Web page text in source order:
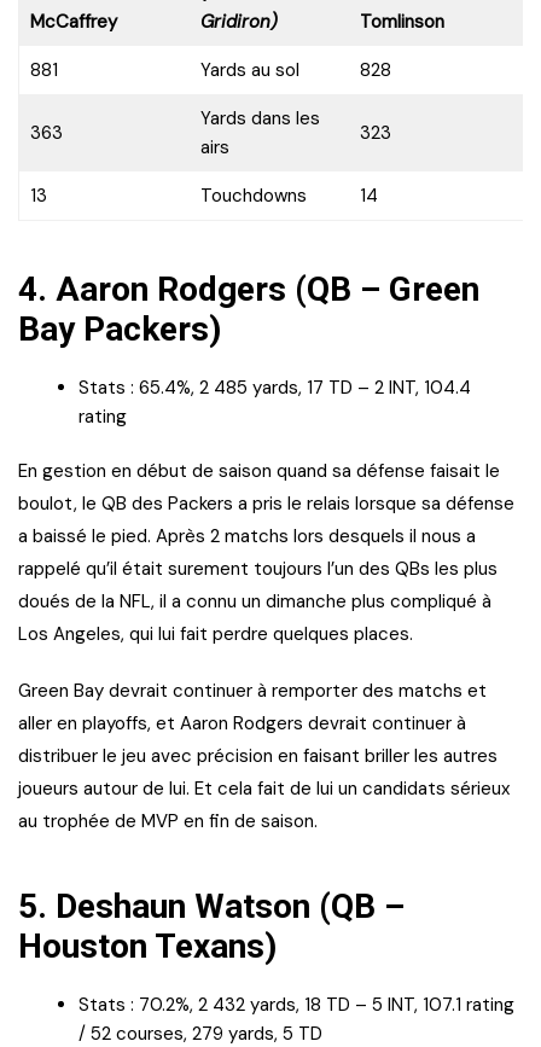
McCaffrey
Gridiron)
Tomlinson
881
Yards au sol 828
363
Yards dans les
airs
323
13 Touchdowns 14
4. Aaron Rodgers (QB – Green
Bay Packers)
Stats : 65.4%, 2 485 yards, 17 TD – 2 INT, 104.4
rating
En gestion en début de saison quand sa défense faisait le
boulot, le QB des Packers a pris le relais lorsque sa défense
a baissé le pied. Après 2 matchs lors desquels il nous a
rappelé qu’il était surement toujours l’un des QBs les plus
doués de la NFL, il a connu un dimanche plus compliqué à
Los Angeles, qui lui fait perdre quelques places.
Green Bay devrait continuer à remporter des matchs et
aller en playoffs, et Aaron Rodgers devrait continuer à
distribuer le jeu avec précision en faisant briller les autres
joueurs autour de lui. Et cela fait de lui un candidats sérieux
au trophée de MVP en fin de saison.
5. Deshaun Watson (QB –
Houston Texans)
Stats : 70.2%, 2 432 yards, 18 TD – 5 INT, 107.1 rating
/ 52 courses, 279 yards, 5 TD